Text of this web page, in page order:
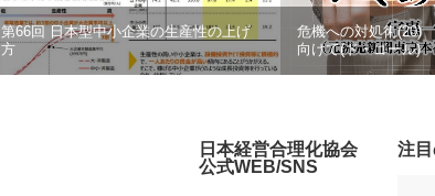
第66回 日本型中小企業の生産性の上げ
方
危機への対処術(20)
向けて(ド・ゴール)
注
日本経営合理化協会
公式WEB/SNS